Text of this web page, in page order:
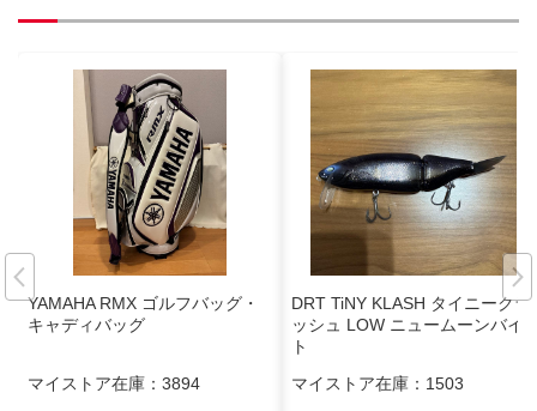
YAMAHA RMX ゴルフバッグ・
キャディバッグ
マイストア在庫： 3894
DRT TiNY KLASH タイニークラ
ッシュ LOW ニュームーンバイ
ト
マイストア在庫： 1503